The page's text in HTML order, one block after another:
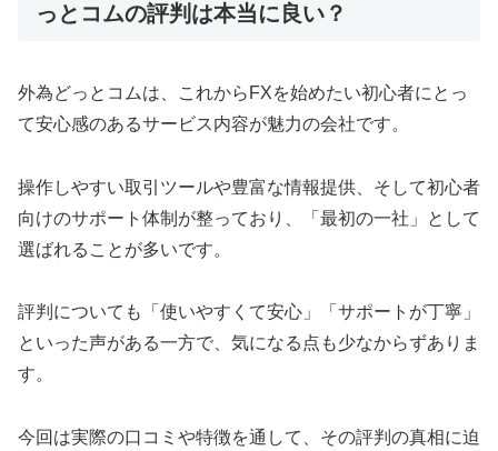
っとコムの評判は本当に良い？
外為どっとコムは、これからFXを始めたい初心者にとっ
て安心感のあるサービス内容が魅力の会社です。
操作しやすい取引ツールや豊富な情報提供、そして初心者
向けのサポート体制が整っており、「最初の一社」として
選ばれることが多いです。
評判についても「使いやすくて安心」「サポートが丁寧」
といった声がある一方で、気になる点も少なからずありま
す。
今回は実際の口コミや特徴を通して、その評判の真相に迫